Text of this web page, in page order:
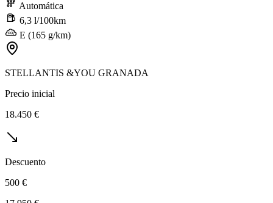
Automática
6,3 l/100km
E (165 g/km)
STELLANTIS &YOU GRANADA
Precio inicial
18.450 €
Descuento
500 €